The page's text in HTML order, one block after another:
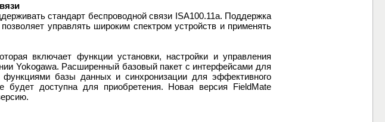
стандарт беспроводной связи ISA100.11a. Поддержка
управлять широким спектром устройств и применять
включает функции установки, настройки и управления
Yokogawa. Расширенный базовый пакет с интерфейсами для
базы данных и синхронизации для эффективного
будет доступна для приобретения. Новая версия FieldMate